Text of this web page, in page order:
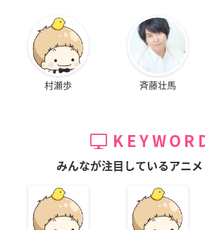
村瀬歩 斉藤壮馬
みんなが注目しているアニ